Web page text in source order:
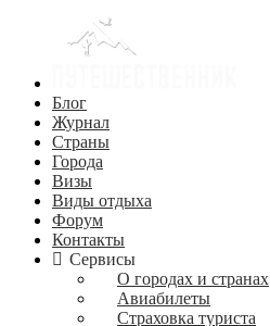
Блог
Журнал
Страны
Города
Визы
Виды отдыха
Форум
Контакты
Сервисы
О городах и странах
Авиабилеты
Страховка туриста